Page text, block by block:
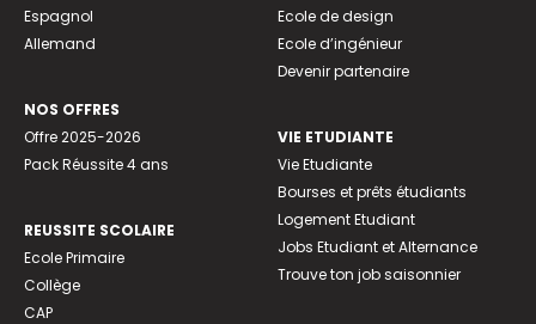
Espagnol
Allemand
NOS OFFRES
Offre 2025-2026
Pack Réussite 4 ans
REUSSITE SCOLAIRE
Ecole Primaire
Collège
CAP
Ecole de design
Ecole d’ingénieur
Devenir partenaire
VIE ETUDIANTE
Vie Etudiante
Bourses et prêts étudiants
Logement Etudiant
Jobs Etudiant et Alternance
Trouve ton job saisonnier